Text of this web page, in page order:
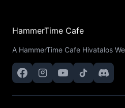
HammerTime Cafe
A HammerTime Cafe Hivatalos